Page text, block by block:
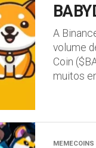
A
volume
Coin
muitos
MEMECOINS